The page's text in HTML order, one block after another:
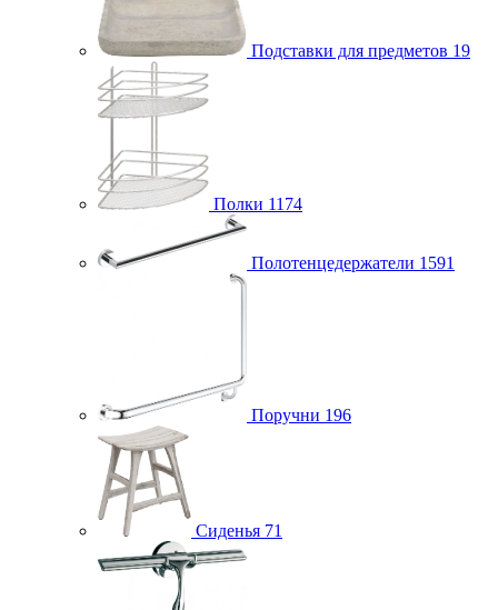
Подставки для предметов 19
Полки 1174
Полотенцедержатели 1591
Поручни 196
Сиденья 71